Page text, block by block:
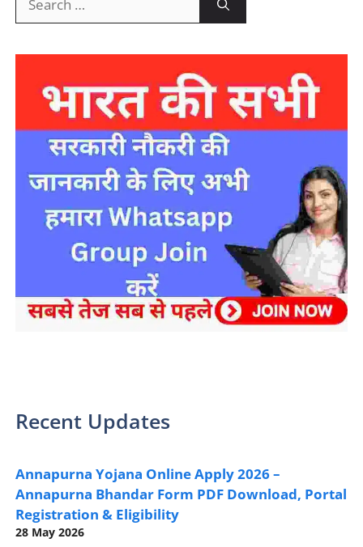
for:
Recent Updates
Annapurna Yojana Online Apply 2026 –
Annapurna Bhandar Form PDF Download, Portal
Registration & Eligibility
28 May 2026